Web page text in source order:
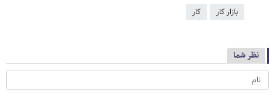
بازار کار کار
نظر شما